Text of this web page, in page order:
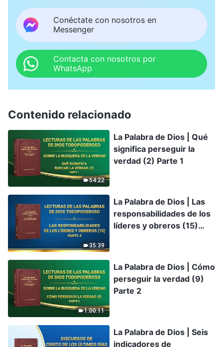
Conéctate con nosotros en
Messenger
Contacta con nosotros por
WhatsApp
Contenido relacionado
54:22
La Palabra de Dios | Qué
significa perseguir la
verdad (2) Parte 1
35:39
La Palabra de Dios | Las
responsabilidades de los
líderes y obreros (15)
1:00:11
La Palabra de Dios | Cómo
perseguir la verdad (9)
Parte 2
La Palabra de Dios | Seis
indicadores de